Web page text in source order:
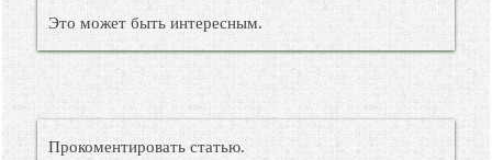
Это может быть интересным.
Прокоментировать статью.